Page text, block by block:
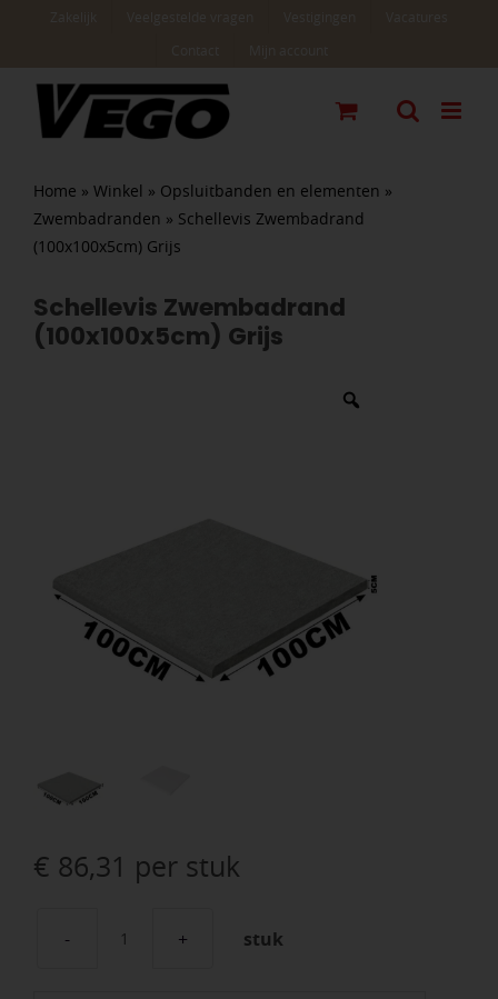
Home » Winkel » Opsluitbanden en elementen »
Zwembadranden » Schellevis Zwembadrand
(100x100x5cm) Grijs
Schellevis Zwembadrand
(100x100x5cm) Grijs
€ 86,31 per stuk
Schellevis
stuk